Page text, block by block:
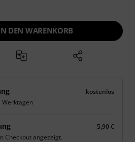
DEN WARENKORB
kostenlos
Werktagen
5,90 €
Checkout angezeigt.